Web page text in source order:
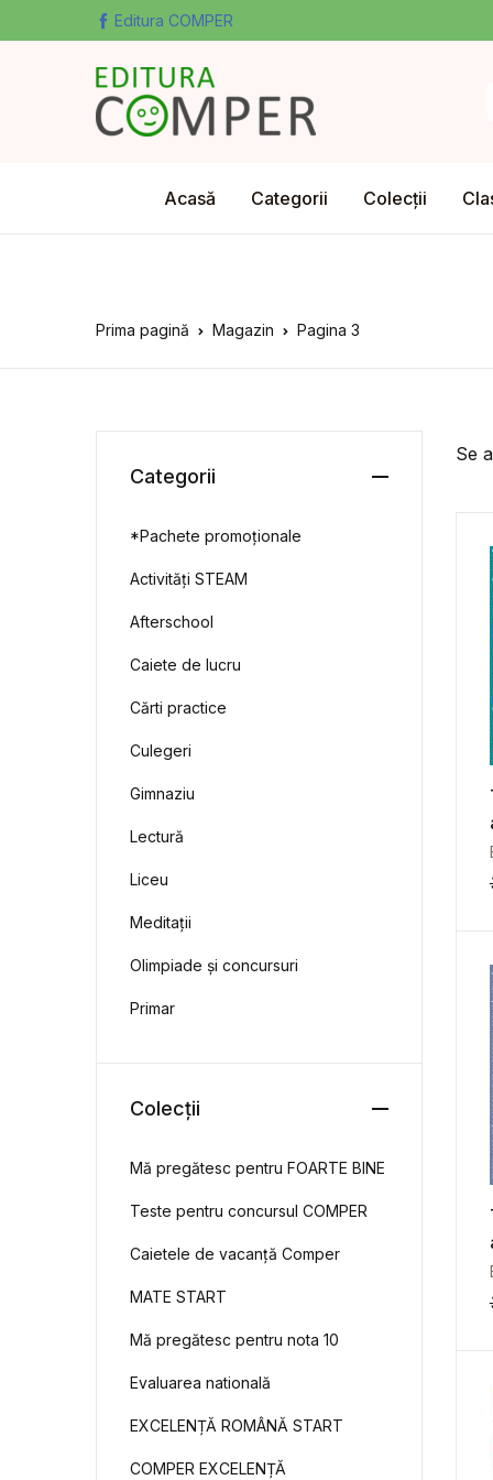
Editura COMPER
Acasă Categorii Colecții
Prima pagină Magazin Pagina 3
Se
Categorii
*Pachete promoționale
Activități STEAM
Afterschool
Caiete de lucru
Cărti practice
Culegeri
Gimnaziu
Lectură
Liceu
Meditații
Olimpiade și concursuri
Primar
Colecții
Mă pregătesc pentru FOARTE BINE
Teste pentru concursul COMPER
Caietele de vacanță Comper
MATE START
Mă pregătesc pentru nota 10
Evaluarea natională
EXCELENȚĂ ROMÂNĂ START
COMPER EXCELENȚĂ